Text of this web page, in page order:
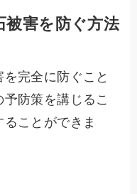
被害を防ぐ方法
完全に防ぐこと
防策を講じるこ
ことができま